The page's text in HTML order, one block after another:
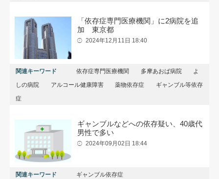
「依存症専門医療機関」に2病院を追
加 東京都
2024年12月11日 18:40
関連キーワード 依存症専門医療機関 多摩あおば病院
よ
しの病院
アルコール健康障害 薬物依存症
ギャンブル等依存
症
ギャンブルなどへの依存疑い、40歳代
男性で多い
2024年09月02日 18:44
関連キーワード ギャンブル依存症